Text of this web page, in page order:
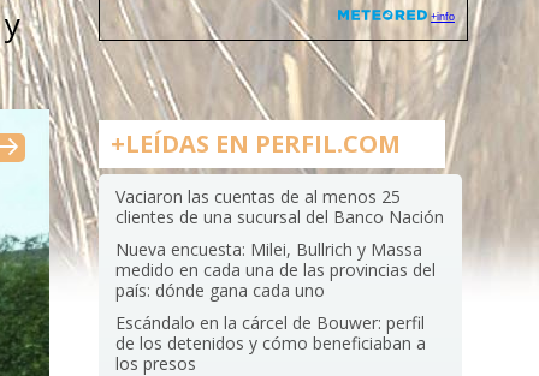
+LEÍDAS EN PERFIL.COM
Vaciaron las cuentas de al menos 25
clientes de una sucursal del Banco Nación
Nueva encuesta: Milei, Bullrich y Massa
medido en cada una de las provincias del
país: dónde gana cada uno
Escándalo en la cárcel de Bouwer: perfil
de los detenidos y cómo beneficiaban a
los presos